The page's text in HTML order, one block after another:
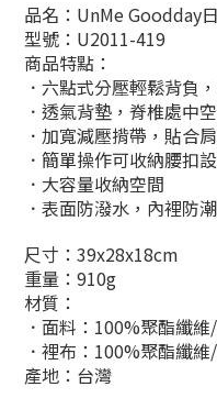
品名：UnMe Goodday
型號：U2011-419
商品特點：
．六點式分壓輕鬆背負
． 透氣背墊，脊椎處中
．加寬減壓揹帶，貼合
． 簡單操作可收納腰扣
． 大容量收納空間
．表面防潑水， 內裡防
尺寸：39x28x18cm
重量：910g
材質：
．面料：100%聚酯纖維/
．裡布： 100%聚酯纖維/
產地：台灣